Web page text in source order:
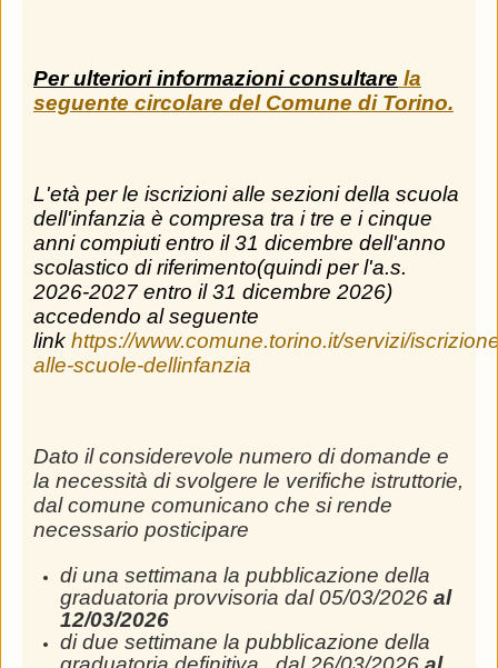
Per ulteriori informazioni consultare la
seguente circolare del Comune di Torino.
L'età per le iscrizioni alle sezioni della scuola
dell'infanzia è compresa tra i tre e i cinque
anni compiuti entro il 31 dicembre dell'anno
scolastico di riferimento(quindi per l'a.s.
2026-2027 entro il 31 dicembre 2026)
accedendo al seguente
link https://www.comune.torino.it/servizi/
alle-scuole-dellinfanzia
Dato il considerevole numero di domande e
la necessità di svolgere le verifiche istruttorie,
dal comune comunicano che si rende
necessario posticipare
di una settimana la pubblicazione della
graduatoria provvisoria dal 05/03/2026 al
12/03/2026
di due settimane la pubblicazione della